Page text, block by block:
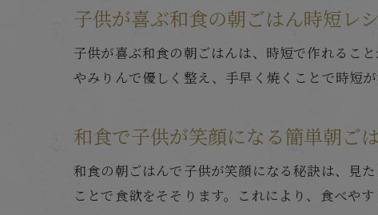
子供が喜ぶ和食の朝ごはん時短レ
子供が喜ぶ和食の朝ごはんは、時短で作れるこ
やみりんで優しく整え、手早く焼くことで時短
和食で子供が笑顔になる簡単朝ご
和食の朝ごはんで子供が笑顔になる秘訣は、見
ことで食欲をそそります。これにより、食べや